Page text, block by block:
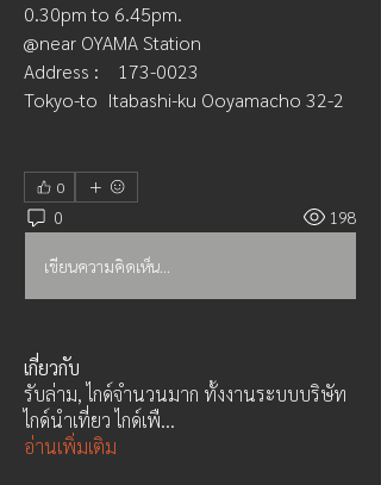
0.30pm to 6.45pm.
@near OYAMA Station
Address :　173-0023
Tokyo-to  Itabashi-ku Ooyamacho 32-2
0
0 198
เขียนความคิดเห็น…
เกี่ยวกับ
รับล่าม, ไกด์จำนวนมาก ทั้งงานระบบบริษัท
ไกด์นำเที่ยว ไกด์เพื...
อ่านเพิ่มเติม